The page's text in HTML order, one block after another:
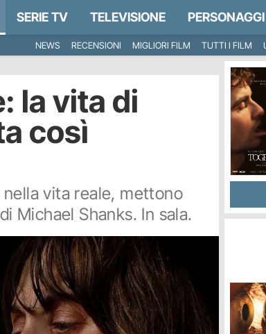
SERIE TV TELEVISIONE PERSONAGGI
NEWS RECENSIONI MIGLIORI FILM TUTTI I FILM
la vita di
così
vita reale, mettono
Michael Shanks. In sala.